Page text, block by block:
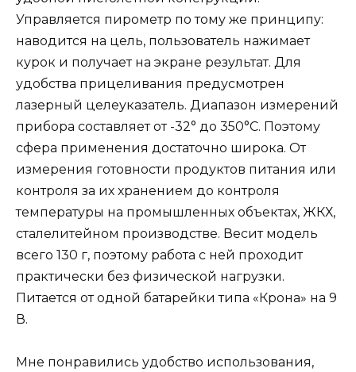
Управляется пирометр по тому же принципу:
наводится на цель, пользователь нажимает
курок и получает на экране результат. Для
удобства прицеливания предусмотрен
лазерный целеуказатель. Диапазон измерений
прибора составляет от -32° до 350°С. Поэтому
сфера применения достаточно широка. От
измерения готовности продуктов питания или
контроля за их хранением до контроля
температуры на промышленных объектах, ЖКХ,
сталелитейном производстве. Весит модель
всего 130 г, поэтому работа с ней проходит
практически без физической нагрузки.
Питается от одной батарейки типа «Крона» на 9
В.
Мне понравились удобство использования,